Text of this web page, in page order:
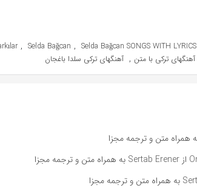
, Selda Bağcan , Selda Bağcan SONGS WITH LYRICS
آهنگهای ترکی با متن , آهنگهای ترکی سلدا باغجان